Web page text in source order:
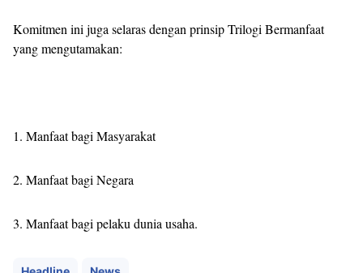
Komitmen ini juga selaras dengan prinsip Trilogi Bermanfaat
yang mengutamakan:
1. Manfaat bagi Masyarakat
2. Manfaat bagi Negara
3. Manfaat bagi pelaku dunia usaha.